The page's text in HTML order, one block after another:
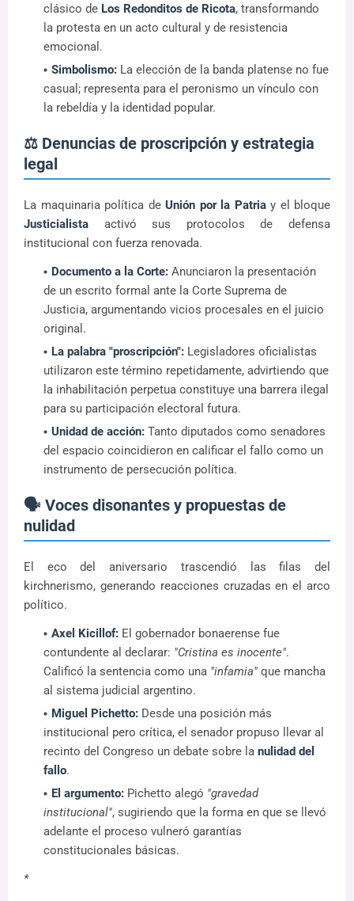
clásico de Los Redonditos de Ricota, transformando
la protesta en un acto cultural y de resistencia
emocional.
Simbolismo: La elección de la banda platense no fue
casual; representa para el peronismo un vínculo con
la rebeldía y la identidad popular.
⚖️ Denuncias de proscripción y estrategia
legal
La maquinaria política de Unión por la Patriay el bloque
Justicialista activó sus protocolos de defensa
institucional con fuerza renovada.
Documento a la Corte: Anunciaron la presentación
de un escrito formal ante la Corte Suprema de
Justicia, argumentando vicios procesales en el juicio
original.
La palabra "proscripción": Legisladores oficialistas
utilizaron este término repetidamente, advirtiendo que
la inhabilitación perpetua constituye una barrera ilegal
para su participación electoral futura.
Unidad de acción: Tanto diputados como senadores
del espacio coincidieron en calificar el fallo como un
instrumento de persecución política.
🗣️ Voces disonantes y propuestas de
nulidad
El eco del aniversario trascendió las filas del
kirchnerismo, generando reacciones cruzadas en el arco
político.
Axel Kicillof: El gobernador bonaerense fue
contundente al declarar: "Cristina es inocente".
Calificó la sentencia como una "infamia" que mancha
al sistema judicial argentino.
Miguel Pichetto: Desde una posición más
institucional pero crítica, el senador propuso llevar al
recinto del Congreso un debate sobre la nulidad del
fallo.
El argumento: Pichetto alegó "gravedad
institucional", sugiriendo que la forma en que se llevó
adelante el proceso vulneró garantías
constitucionales básicas.
*